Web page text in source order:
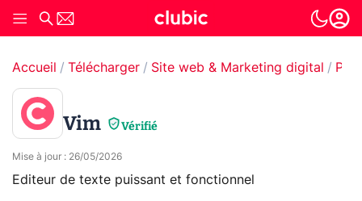
Accueil Télécharger Site web & Marketing digital
Vim Vérifié
Mise à jour : 26/05/2026
Editeur de texte puissant et fonctionnel